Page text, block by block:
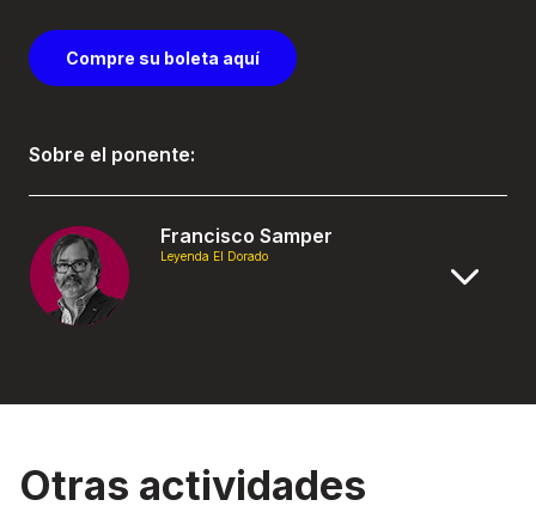
Compre su boleta aquí
Sobre el ponente:
Francisco Samper
Leyenda El Dorado
Otras actividades